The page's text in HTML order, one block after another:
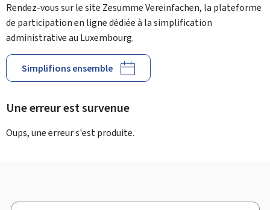
Rendez-vous sur le site Zesumme Vereinfachen, la plateforme
de participation en ligne dédiée à la simplification
administrative au Luxembourg.
Simplifions ensemble
Une erreur est survenue
Oups, une erreur s'est produite.